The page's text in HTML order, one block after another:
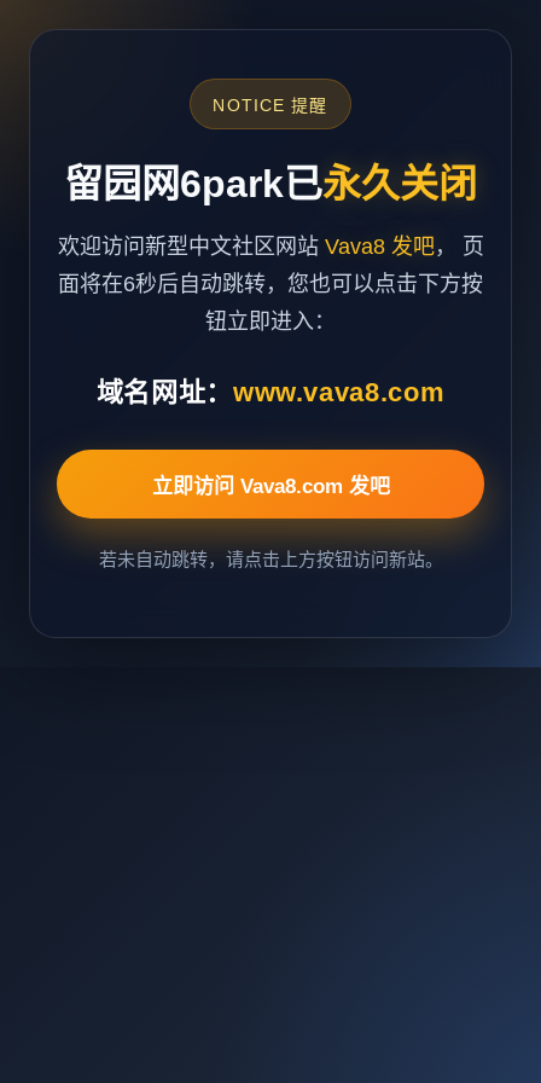
NOTICE 提醒
留园网6park已永久关闭
欢迎访问新型中文社区网站 Vava8 发吧， 页
面将在6秒后自动跳转，您也可以点击下方按
钮立即进入：
域名网址： www.vava8.com
立即访问 Vava8.com 发吧
若未自动跳转，请点击上方按钮访问新站。